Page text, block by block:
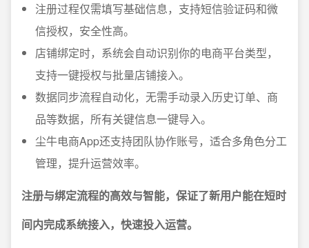
注册过程仅需填写基础信息，支持短信验证码和微
信授权，安全性高。
店铺绑定时，系统会自动识别你的电商平台类型，
支持一键授权与批量店铺接入。
数据同步流程自动化，无需手动录入历史订单、商
品等数据，所有关键信息一键导入。
尘牛电商App还支持团队协作账号，适合多角色分工
管理，提升运营效率。
注册与绑定流程的高效与智能，保证了新用户能在短时
间内完成系统接入，快速投入运营。